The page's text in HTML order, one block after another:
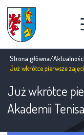
Strona główna/Aktualności
Już wkrótce pierwsze
Już wkrótce
Akademii